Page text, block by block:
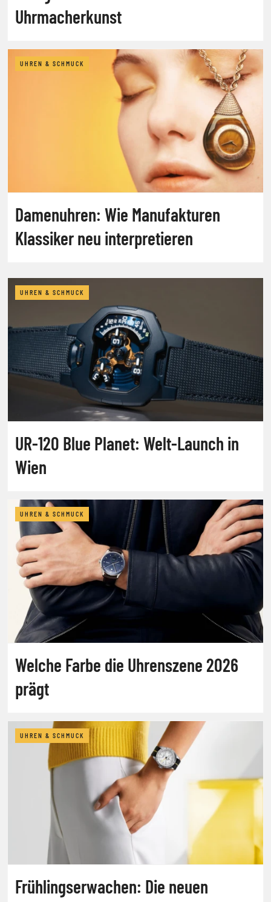
Uhrmacherkunst
UHREN & SCHMUCK
Damenuhren: Wie Manufakturen
Klassiker neu interpretieren
UHREN & SCHMUCK
UR-120 Blue Planet: Welt-Launch in
Wien
UHREN & SCHMUCK
Welche Farbe die Uhrenszene 2026
prägt
UHREN & SCHMUCK
Frühlingserwachen: Die neuen